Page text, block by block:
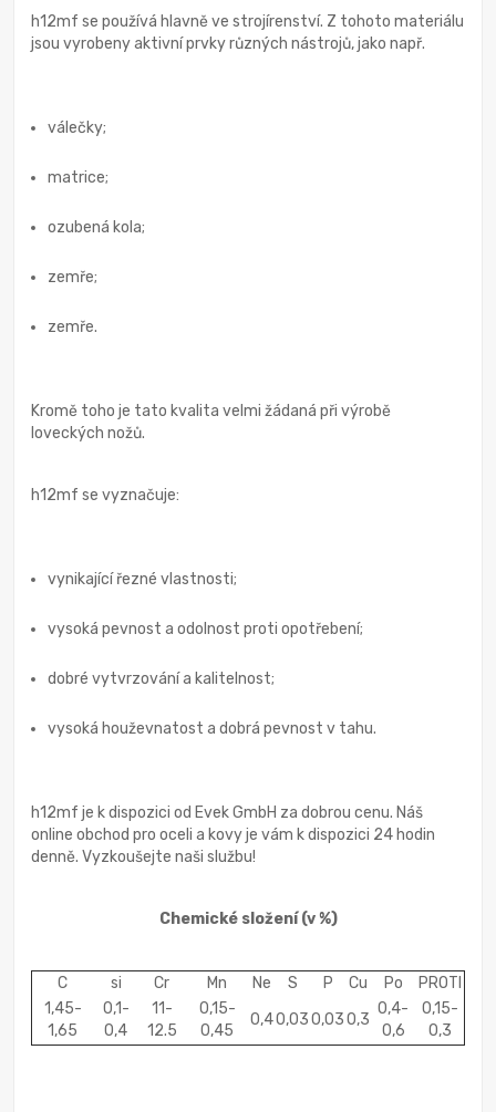
h12mf se používá hlavně ve strojírenství. Z tohoto materiálu
jsou vyrobeny aktivní prvky různých nástrojů, jako např.
válečky;
matrice;
ozubená kola;
zemře;
zemře.
Kromě toho je tato kvalita velmi žádaná při výrobě
loveckých nožů.
h12mf se vyznačuje:
vynikající řezné vlastnosti;
vysoká pevnost a odolnost proti opotřebení;
dobré vytvrzování a kalitelnost;
vysoká houževnatost a dobrá pevnost v tahu.
h12mf je k dispozici od Evek GmbH za dobrou cenu. Náš
online obchod pro oceli a kovy je vám k dispozici 24 hodin
denně. Vyzkoušejte naši službu!
Chemické složení (v %)
C si Cr Mn Ne S P Cu Po
PROTI
1,45-
1,65
0,1-
0,4
11-
12.5
0,15-
0,45
0,40,030,030,3
0,4-
0,6
0,15-
0,3